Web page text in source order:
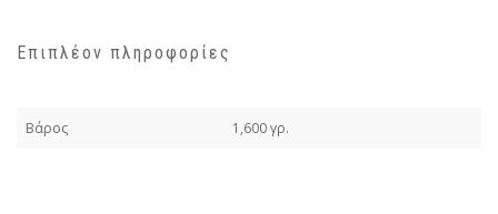
Επιπλέον πληροφορίες
Βάρος 1,600 γρ.